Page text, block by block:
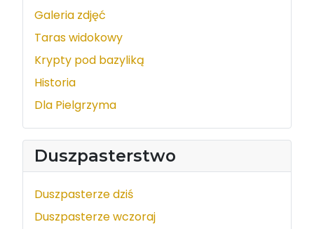
Galeria zdjęć
Taras widokowy
Krypty pod bazyliką
Historia
Dla Pielgrzyma
Duszpasterstwo
Duszpasterze dziś
Duszpasterze wczoraj